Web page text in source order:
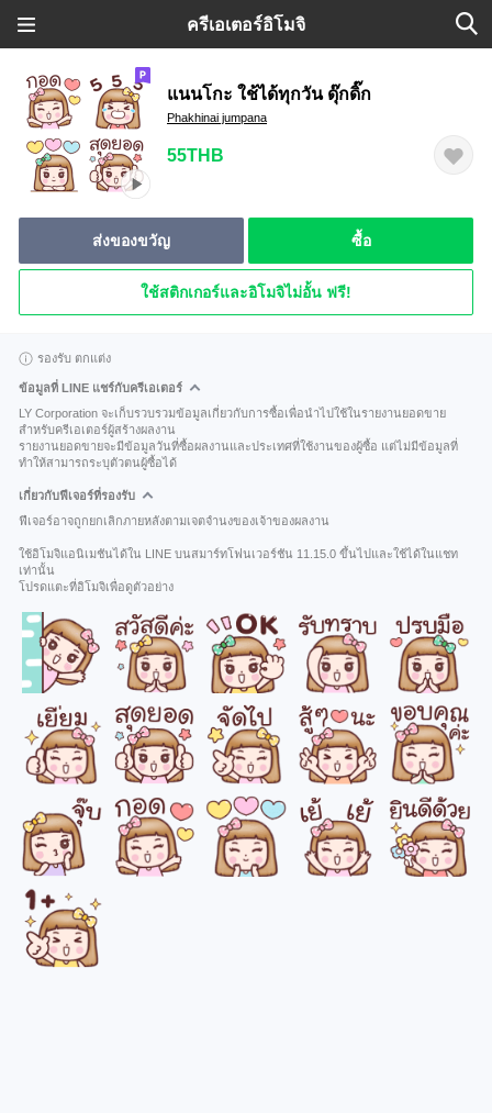
ครีเอเตอร์อิโมจิ
แนนโกะ ใช้ได้ทุกวัน ดุ๊กดิ๊ก
Phakhinai jumpana
55THB
ส่งของขวัญ ซื้อ
ใช้สติกเกอร์และอิโมจิไม่อั้น ฟรี!
รองรับ ตกแต่ง
ข้อมูลที่ LINE แชร์กับครีเอเตอร์
LY Corporation จะเก็บรวบรวมข้อมูลเกี่ยวกับการซื้อเพื่อนำไปใช้ในรายงานยอดขาย
สำหรับครีเอเตอร์ผู้สร้างผลงาน
รายงานยอดขายจะมีข้อมูลวันที่ซื้อผลงานและประเทศที่ใช้งานของผู้ซื้อ แต่ไม่มีข้อมูลที่
ทำให้สามารถระบุตัวตนผู้ซื้อได้
เกี่ยวกับฟีเจอร์ที่รองรับ
ฟีเจอร์อาจถูกยกเลิกภายหลังตามเจตจำนงของเจ้าของผลงาน
ใช้อิโมจิแอนิเมชันได้ใน LINE บนสมาร์ทโฟนเวอร์ชัน 11.15.0 ขึ้นไปและใช้ได้ในแชท
เท่านั้น
โปรดแตะที่อิโมจิเพื่อดูตัวอย่าง